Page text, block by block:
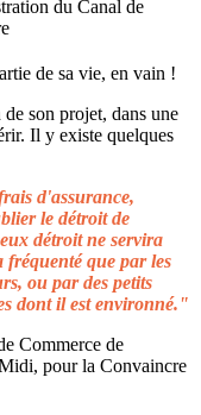
de sa vie, en vain !
son projet, dans une
Il y existe quelques
d'assurance,
le détroit de
détroit ne servira
fréquenté que par les
ou par des petits
dont il est environné."
Commerce de
pour la Convaincre